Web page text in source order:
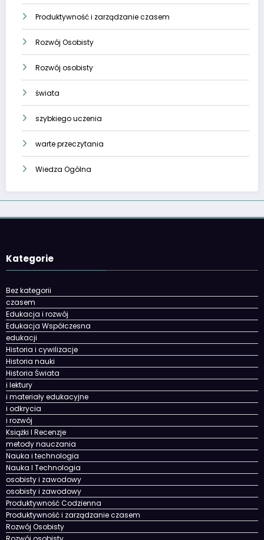
Produktywność i zarządzanie czasem
Rozwój Osobisty
Rozwój osobisty
świata
szybkiego uczenia
warte przeczytania
Wiedza Ogólna
Kategorie
Bez kategorii
czasem
Edukacja i rozwój
Edukacja Współczesna
edukacji
Historia i cywilizacje
Historia nauki
Historia Świata
i lektury
i materiały edukacyjne
i odkrycia
i rozwój
Książki I Recenzje
metody nauczania
Nauka i technologia
Nauka I Technologia
osobisty i zawodowy
osobisty i zawodowy
Produktywność Codzienna
Produktywność i zarządzanie czasem
Rozwój Osobisty